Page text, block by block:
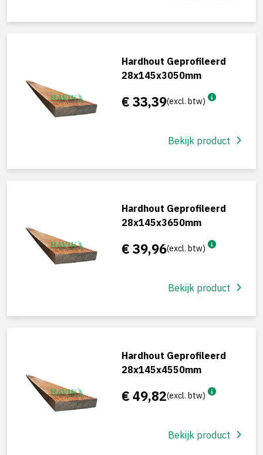
Hardhout Geprofileerd
28x145x3050mm
€ 33,39(excl. btw)
Bekijk product
Hardhout Geprofileerd
28x145x3650mm
€ 39,96(excl. btw)
Bekijk product
Hardhout Geprofileerd
28x145x4550mm
€ 49,82(excl. btw)
Bekijk product